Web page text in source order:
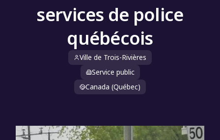
services de police
québécois
Ville de Trois-Rivières
Service public
Canada (Québec)